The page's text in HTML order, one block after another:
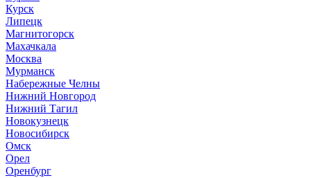
Курск
Липецк
Магнитогорск
Махачкала
Москва
Мурманск
Набережные Челны
Нижний Новгород
Нижний Тагил
Новокузнецк
Новосибирск
Омск
Орел
Оренбург